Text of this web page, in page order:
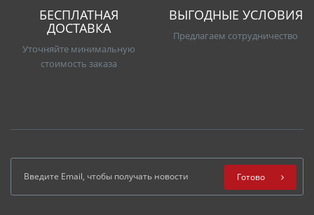
БЕСПЛАТНАЯ
ДОСТАВКА
Уточняйте минимальную
стоимость заказа
ВЫГОДНЫЕ УСЛОВИЯ
Предлагаем сотрудничество
Готово